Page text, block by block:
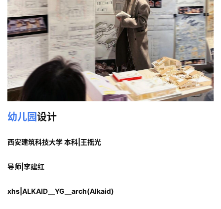
幼儿园设计
西安建筑科技大学 本科|王摇光
导师|李建红
xhs|ALKAID＿YG＿arch(Alkaid)